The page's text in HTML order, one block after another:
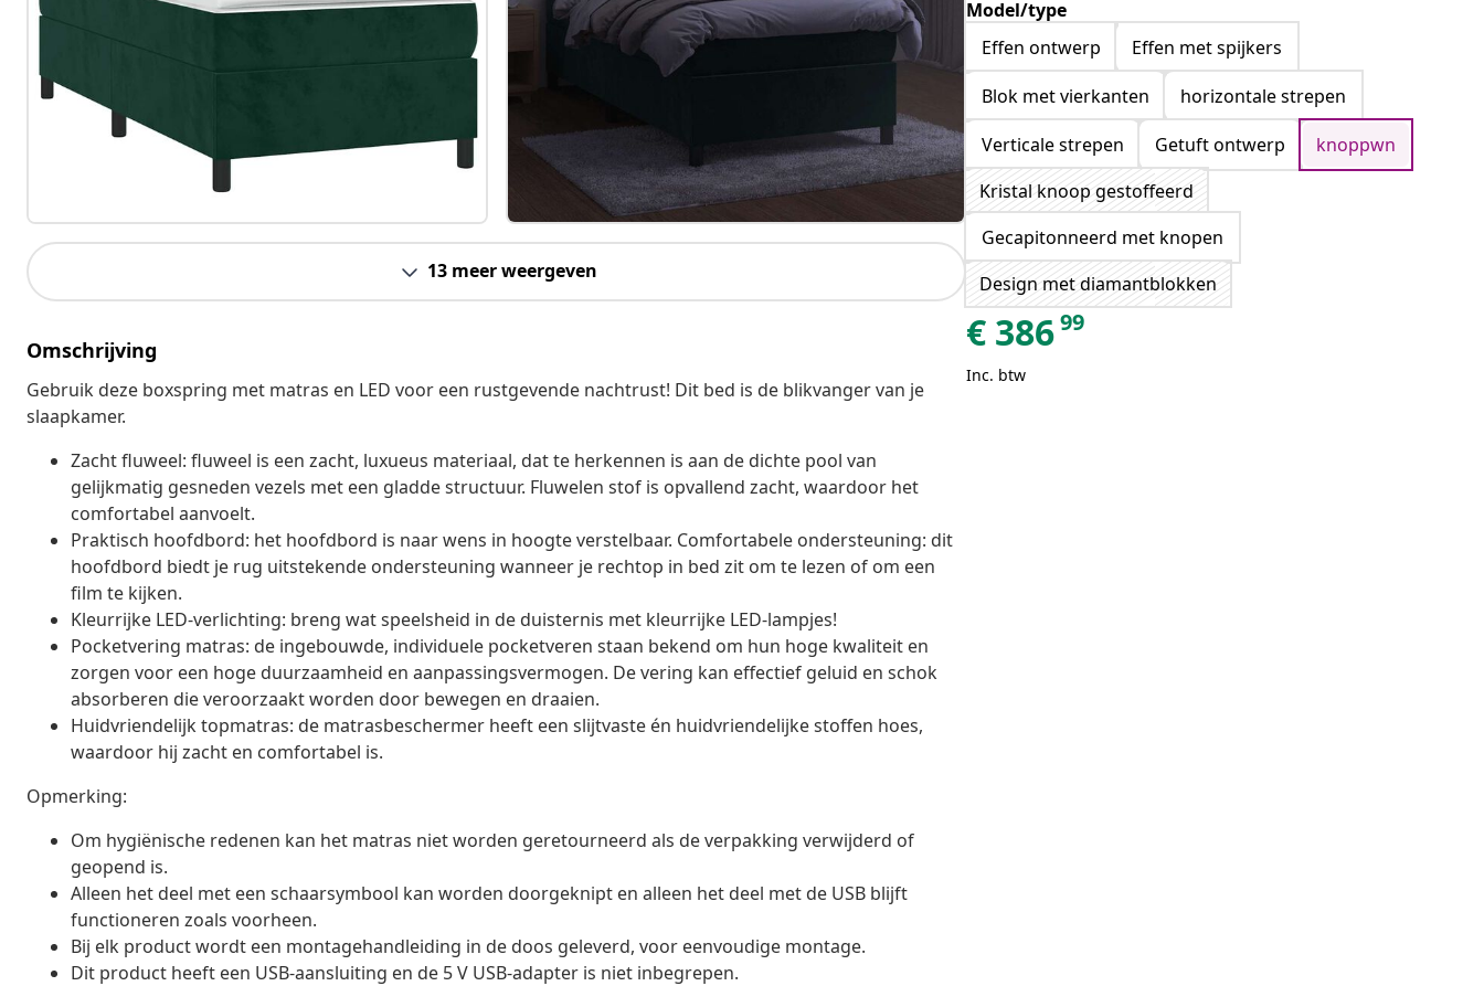
13 meer weergeven
Omschrijving
Gebruik deze boxspring met matras en LED voor een rustgevende nachtrust! Dit bed is de blikvanger van je
slaapkamer.
Zacht fluweel: fluweel is een zacht, luxueus materiaal, dat te herkennen is aan de dichte pool van
gelijkmatig gesneden vezels met een gladde structuur. Fluwelen stof is opvallend zacht, waardoor het
comfortabel aanvoelt.
Praktisch hoofdbord: het hoofdbord is naar wens in hoogte verstelbaar. Comfortabele ondersteuning: dit
hoofdbord biedt je rug uitstekende ondersteuning wanneer je rechtop in bed zit om te lezen of om een
film te kijken.
Kleurrijke LED-verlichting: breng wat speelsheid in de duisternis met kleurrijke LED-lampjes!
Pocketvering matras: de ingebouwde, individuele pocketveren staan bekend om hun hoge kwaliteit en
zorgen voor een hoge duurzaamheid en aanpassingsvermogen. De vering kan effectief geluid en schok
absorberen die veroorzaakt worden door bewegen en draaien.
Huidvriendelijk topmatras: de matrasbeschermer heeft een slijtvaste én huidvriendelijke stoffen hoes,
waardoor hij zacht en comfortabel is.
Opmerking:
Om hygiënische redenen kan het matras niet worden geretourneerd als de verpakking verwijderd of
geopend is.
Alleen het deel met een schaarsymbool kan worden doorgeknipt en alleen het deel met de USB blijft
functioneren zoals voorheen.
Bij elk product wordt een montagehandleiding in de doos geleverd, voor eenvoudige montage.
Dit product heeft een USB-aansluiting en de 5 V USB-adapter is niet inbegrepen.
Model/type
Effen ontwerp
Effen met spijkers
Blok met vierkanten
horizontale strepen
Verticale strepen
Getuft ontwerp
knoppwn
Kristal knoop gestoffeerd
Gecapitonneerd met knopen
Design met diamantblokken
€ 38699
Inc. btw